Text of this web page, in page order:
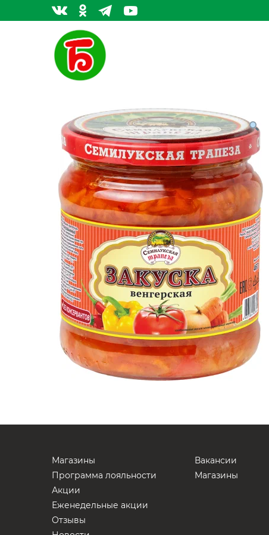
Магазины
Программа лояльности
Акции
Еженедельные акции
Отзывы
Вакансии
Магазины